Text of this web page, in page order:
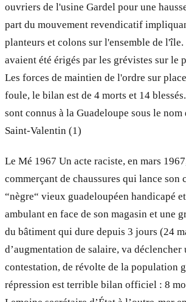
ouvriers de l'usine Gardel pour une
part du mouvement revendicatif
planteurs et colons sur l'ensemble de l'île.
avaient été érigés par les grévistes sur le
Les forces de maintien de l'ordre sur
foule, le bilan est de 4 morts et 14
sont connus à la Guadeloupe sous le nom
Saint-Valentin (1)
Le Mé 1967 Un acte raciste, en mars
commerçant de chaussures qui lance son
“nègre“ vieux guadeloupéen handicapé
ambulant en face de son magasin et une
du bâtiment qui dure depuis 3 jours (24
d’augmentation de salaire, va déclencher
contestation, de révolte de la population
répression est terrible bilan officiel : 8